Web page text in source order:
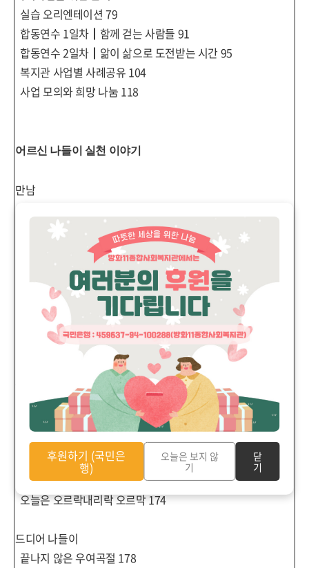
실습 오리엔테이션 79
합동연수 1일차 ┃ 함께 걷는 사람들 91
합동연수2일차 ┃ 앎이 삶으로 도전받는 시간 95
복지관 사업별 사례공유 104
사업 모의와 희망 나눔 118
어르신 나들이 실천 이야기
만남
방화동 멋쟁이 이정운 어르신과 만남132
여행박사 이정자 어르신과 만남
135
함께해 더욱 맛있는 모임140
겉절이할 건데 놀러와!146
롤러코스터 같은 사회사업 150
이야기가 있는 나들이 154
있을 때 잘 해 후회하지 말고
157
실습생 워크숍1일차 160
실습생 워크숍2일차
어르신 삶으로 준비한 나들이
나들이 경험의 지혜170
오늘은 오르락내리락 오르막174
드디어 나들이
끝나지 않은 우여곡절 178
후원하기 (국민은
행)
오늘은 보지 않
기
닫
기